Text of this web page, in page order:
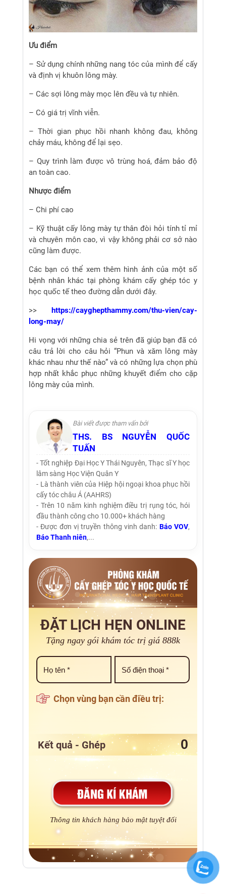
Ưu điểm
– Sử dụng chính những nang tóc của mình để cấy
và định vị khuôn lông mày.
– Các sợi lông mày mọc lên đều và tự nhiên.
– Có giá trị vĩnh viễn.
– Thời gian phục hồi nhanh không đau, không
chảy máu, không để lại sẹo.
– Quy trình làm được vô trùng hoá, đảm bảo độ
an toàn cao.
Nhược điểm
– Chi phí cao
– Kỹ thuật cấy lông mày tự thân đòi hỏi tính tỉ mỉ
và chuyên môn cao, vì vậy không phải cơ sở nào
cũng làm được.
Các bạn có thể xem thêm hình ảnh của một số
bệnh nhân khác tại phòng khám cấy ghép tóc y
học quốc tế theo đường dẫn dưới đây.
>> https://cayghepthammy.com/thu-vien/cay-
long-may/
Hi vọng với những chia sẻ trên đã giúp bạn đã có
câu trả lời cho câu hỏi “Phun và xăm lông mày
khác nhau như thế nào” và có những lựa chọn phù
hợp nhất khắc phục những khuyết điểm cho cặp
lông mày của mình.
Bài viết được tham vấn bởi
THS. BS NGUYỄN QUỐC
TUẤN
- Tốt nghiệp Đại Học Y Thái Nguyên, Thạc sĩ Y học
lâm sàng Học Viện Quân Y
- Là thành viên của Hiệp hội ngoại khoa phục hồi
cấy tóc châu Á (AAHRS)
- Trên 10 năm kinh nghiệm điều trị rụng tóc, hói
đầu thành công cho 10.000+ khách hàng
- Được đơn vị truyền thông vinh danh: Báo VOV,
Báo Thanh niên,...
ĐẶT LỊCH HẸN ONLINE
Tặng ngay gói khám tóc trị giá 888k
Chọn vùng bạn cần điều trị:
Kết quả - Ghép
Thông tin khách hàng bảo mật tuyệt đối